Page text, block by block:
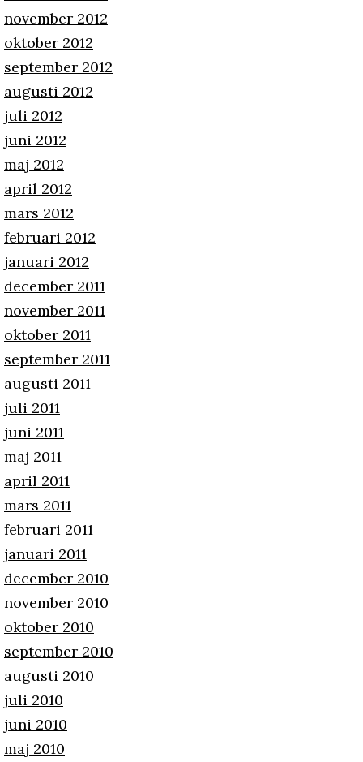
november 2012
oktober 2012
september 2012
augusti 2012
juli 2012
juni 2012
maj 2012
april 2012
mars 2012
februari 2012
januari 2012
december 2011
november 2011
oktober 2011
september 2011
augusti 2011
juli 2011
juni 2011
maj 2011
april 2011
mars 2011
februari 2011
januari 2011
december 2010
november 2010
oktober 2010
september 2010
augusti 2010
juli 2010
juni 2010
maj 2010